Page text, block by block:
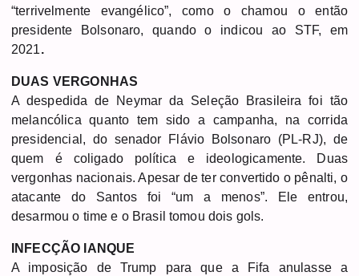
“terrivelmente evangélico”, como o chamou o então
presidente Bolsonaro, quando o indicou ao STF, em
2021.
DUAS VERGONHAS
A despedida de Neymar da Seleção Brasileira foi tão
melancólica quanto tem sido a campanha, na corrida
presidencial, do senador Flávio Bolsonaro (PL-RJ), de
quem é coligado política e ideologicamente. Duas
vergonhas nacionais. Apesar de ter convertido o pênalti, o
atacante do Santos foi “um a menos”. Ele entrou,
desarmou o time e o Brasil tomou dois gols.
INFECÇÃO IANQUE
A imposição de Trump para que a Fifa anulasse a